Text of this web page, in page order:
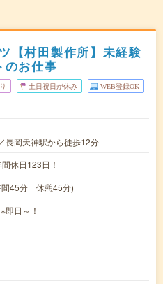
【村田製作所】未経験
のお仕事
土日祝日が休み WEB登録OK
長岡天神駅から徒歩12分
休日123日！
間45分 休憩45分)
即日～！